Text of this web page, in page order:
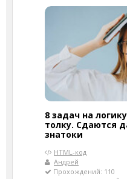
8 задач на
толку. Сдаются
знатоки
HTML-код
Андрей
Прохождений: 110